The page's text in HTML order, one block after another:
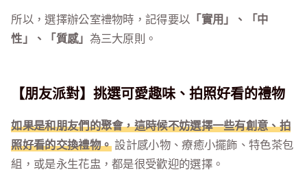
所以，選擇辦公室禮物時，記得要以 「實用」、「中
性」、「質感」 為三大原則。
【朋友派對】挑選可愛趣味、拍照好看的禮物
如果是和朋友們的聚會，這時候不妨選擇一些有創意、拍
照好看的交換禮物。 設計感小物、療癒小擺飾、特色茶包
組，或是永生花盅，都是很受歡迎的選擇。